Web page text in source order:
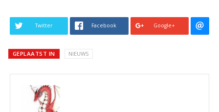
Twitter Facebook Google+
GEPLAATST IN NIEUWS